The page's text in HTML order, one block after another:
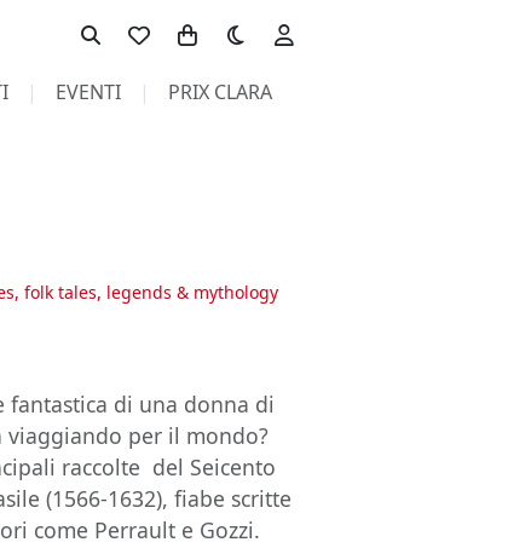
Toggle theme
EVENTI PRIX CLARA
folk tales, legends & mythology
di una donna di
viaggiando per il mondo?
raccolte del Seicento
(1566-1632), fiabe scritte
come Perrault e Gozzi.